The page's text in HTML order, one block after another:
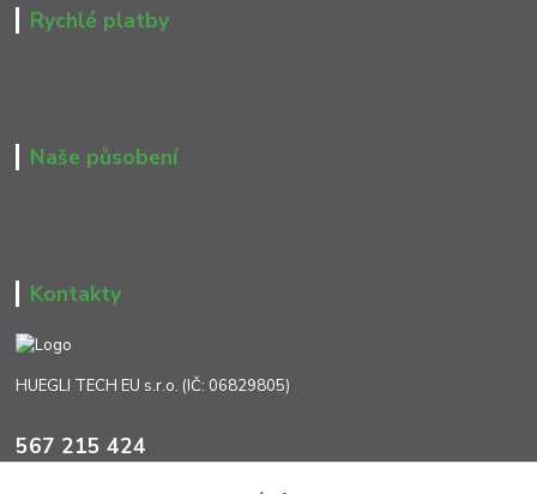
Rychlé platby
Naše působení
Kontakty
HUEGLI TECH EU s.r.o. (IČ: 06829805)
567 215 424